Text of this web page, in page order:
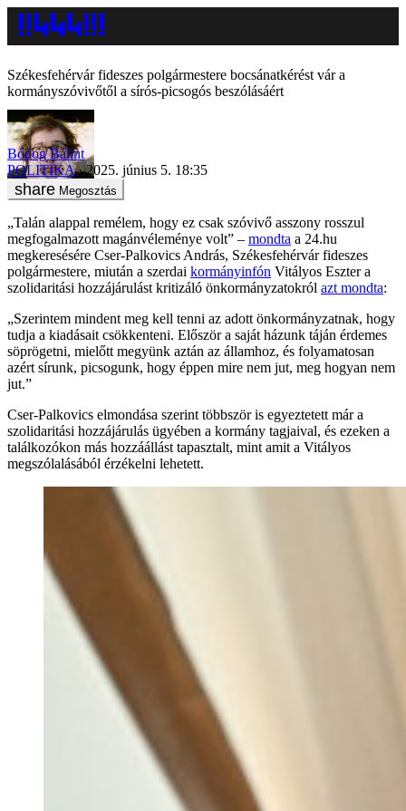
Székesfehérvár fideszes polgármestere bocsánatkérést vár a
kormányszóvivőtől a sírós-picsogós beszólásáért
Bódog Bálint
POLITIKA
2025. június 5. 18:35
Megosztás
„Talán alappal remélem, hogy ez csak szóvivő asszony rosszul
megfogalmazott magánvéleménye volt” – mondta a 24.hu
megkeresésére Cser-Palkovics András, Székesfehérvár fideszes
polgármestere, miután a szerdai kormányinfón Vitályos Eszter a
szolidaritási hozzájárulást kritizáló önkormányzatokról azt mondta:
„Szerintem mindent meg kell tenni az adott önkormányzatnak, hogy
tudja a kiadásait csökkenteni. Először a saját házunk táján érdemes
söprögetni, mielőtt megyünk aztán az államhoz, és folyamatosan
azért sírunk, picsogunk, hogy éppen mire nem jut, meg hogyan nem
jut.”
Cser-Palkovics elmondása szerint többször is egyeztetett már a
szolidaritási hozzájárulás ügyében a kormány tagjaival, és ezeken a
találkozókon más hozzáállást tapasztalt, mint amit a Vitályos
megszólalásából érzékelni lehetett.